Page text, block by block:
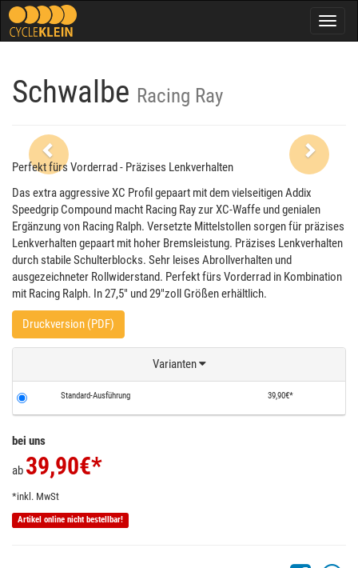
Schwalbe Racing Ray
Previous Next
Perfekt fürs Vorderrad - Präzises Lenkverhalten
Das extra aggressive XC Profil gepaart mit dem vielseitigen Addix
Speedgrip Compound macht Racing Ray zur XC-Waffe und genialen
Ergänzung von Racing Ralph. Versetzte Mittelstollen sorgen für präzises
Lenkverhalten gepaart mit hoher Bremsleistung. Präzises Lenkverhalten
durch stabile Schulterblocks. Sehr leises Abrollverhalten und
ausgezeichneter Rollwiderstand. Perfekt fürs Vorderrad in Kombination
mit Racing Ralph. In 27,5" und 29"zoll Größen erhältlich.
Druckversion (PDF)
Varianten
Standard-Ausführung 39,90€*
bei uns
ab 39,90€*
*inkl. MwSt
Artikel online nicht bestellbar!